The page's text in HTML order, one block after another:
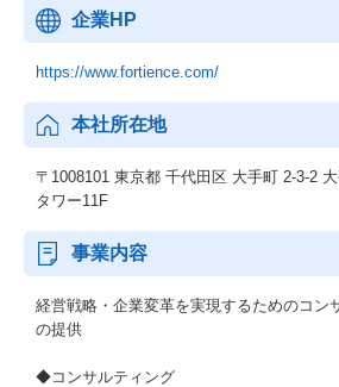
企業HP
https://www.fortience.com/
本社所在地
〒1008101 東京都 千代田区 大手町 2-3-2
タワー11F
事業内容
経営戦略・企業変革を実現するためのコン
の提供
◆コンサルティング